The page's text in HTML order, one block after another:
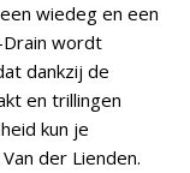
wiedeg en een
wordt
dankzij de
en trillingen
kun je
der Lienden.